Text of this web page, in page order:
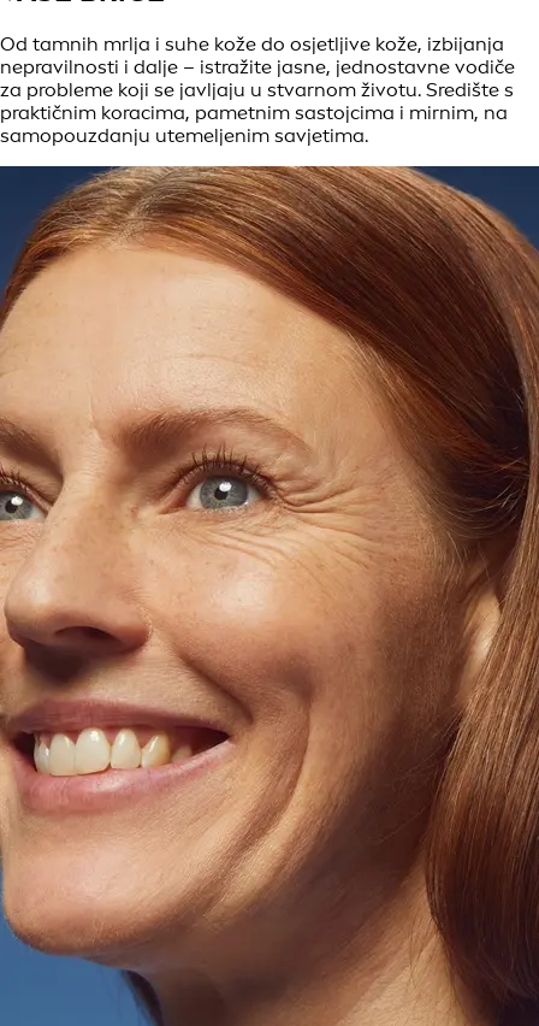
Od tamnih mrlja i suhe kože do osjetljive kože, izbijanja
nepravilnosti i dalje – istražite jasne, jednostavne vodiče
za probleme koji se javljaju u stvarnom životu. Središte s
praktičnim koracima, pametnim sastojcima i mirnim, na
samopouzdanju utemeljenim savjetima.